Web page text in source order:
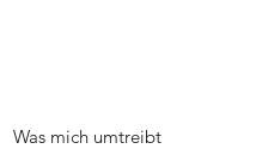
Was mich umtreibt